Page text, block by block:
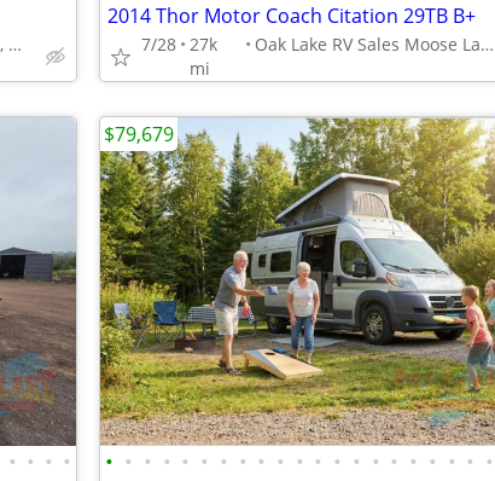
OAK LAKE RV MOOSE LAKE, MN
2014 Thor Motor Coach Citation 29TB B+
7/28 27k
mi
Oak Lake RV Sales Moose Lake
• • • • • • • • • • • • • • • • • • • • • • • • •
$79,679